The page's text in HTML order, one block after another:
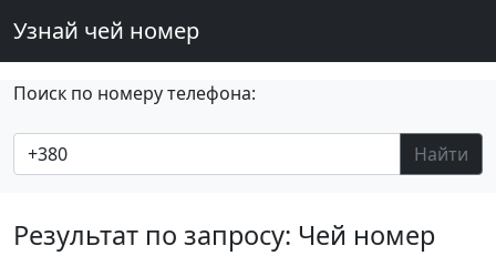
Узнай чей номер
Поиск по номеру телефона:
Найти
Результат по запросу: Чей номер